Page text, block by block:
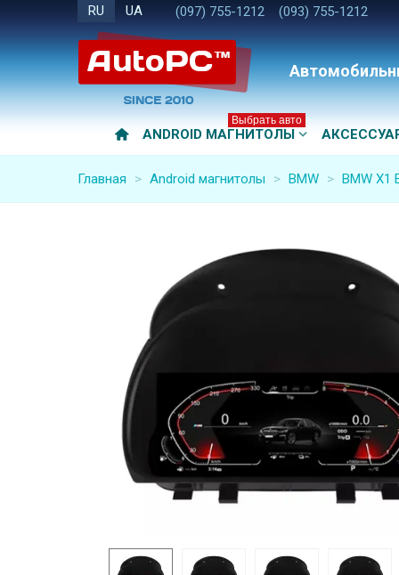
RU UA (097) 755-1212 (093) 755-1212
ANDROID МАГНИТОЛЫ
Выбрать авто
Главная > Android магнитолы > BMW > BMW X1